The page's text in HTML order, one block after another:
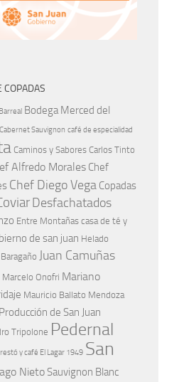
COPADAS
Barreal Bodega Merced del
Cabernet Sauvignon café de especialidad
Caminos y Sabores Carlos Tinto
Alfredo Morales Chef
Chef Diego Vega Copadas
Desfachatados
Entre Montañas casa de té y
de san juan Helado
Juan Camuñas
Marcelo Onofri Mariano
Mauricio Ballato Mendoza
de San Juan
Tripolone Pedernal
restó y café El Lagar 1949 San
Nieto Sauvignon Blanc